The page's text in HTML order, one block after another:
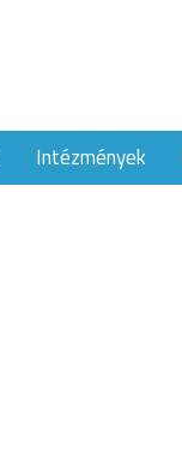
Intézmények